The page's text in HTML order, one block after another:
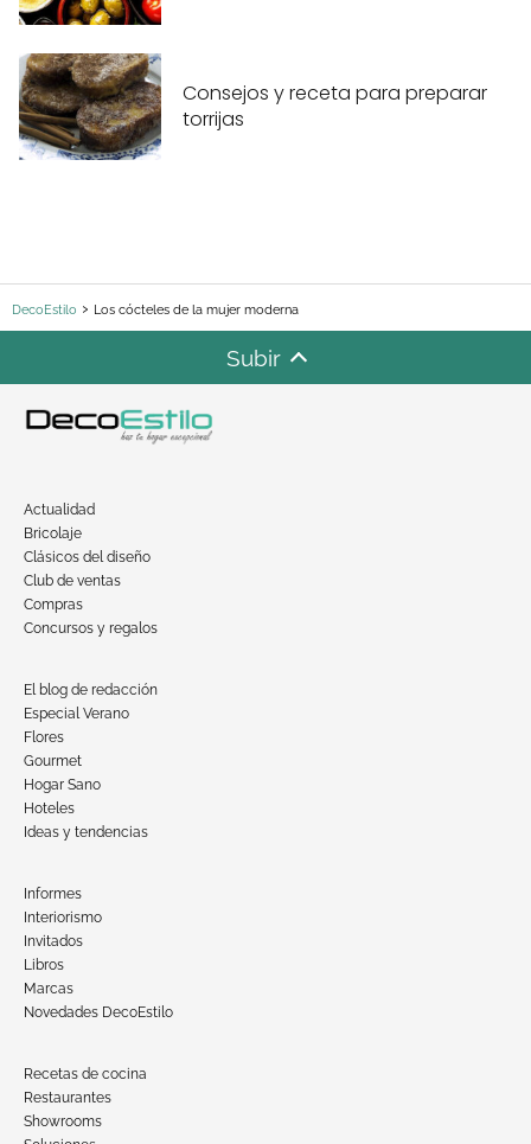
Consejos y receta para preparar
torrijas
DecoEstilo Los cócteles de la mujer moderna
Subir
Actualidad
Bricolaje
Clásicos del diseño
Club de ventas
Compras
Concursos y regalos
El blog de redacción
Especial Verano
Flores
Gourmet
Hogar Sano
Hoteles
Ideas y tendencias
Informes
Interiorismo
Invitados
Libros
Marcas
Novedades DecoEstilo
Recetas de cocina
Restaurantes
Showrooms